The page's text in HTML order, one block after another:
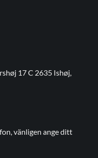
17 C 2635 Ishøj,
vänligen ange ditt